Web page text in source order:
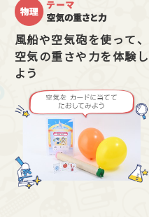
風船や空気砲を使って、
空気の重さや力を体験し
よう